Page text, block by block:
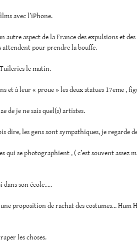
avec l’iPhone.
autre aspect de la France des expulsions et
attendent pour prendre la bouffe.
le matin.
et à leur « proue » les deux statues 17eme ,
de je ne sais quel(s) artistes.
dire, les gens sont sympathiques, je regarde
qui se photographient , ( c’est souvent assez
dans son école…..
une proposition de rachat des costumes… Hum
les choses.